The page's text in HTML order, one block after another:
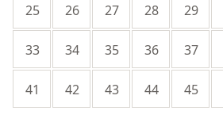
25 26 27 28 29
33 34 35 36 37
41 42 43 44 45